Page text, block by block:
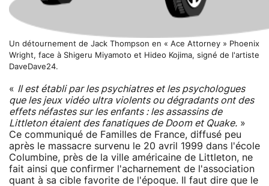
Un détournement de Jack Thompson en « Ace Attorney » Phoenix
Wright, face à Shigeru Miyamoto et Hideo Kojima, signé de l'artiste
DaveDave24.
« Il est établi par les psychiatres et les psychologues
que les jeux vidéo ultra violents ou dégradants ont des
effets néfastes sur les enfants : les assassins de
Littleton étaient des fanatiques de Doom et Quake. »
Ce communiqué de Familles de France, diffusé peu
après le massacre survenu le 20 avril 1999 dans l'école
Columbine, près de la ville américaine de Littleton, ne
fait ainsi que confirmer l'acharnement de l'association
quant à sa cible favorite de l'époque. Il faut dire que le